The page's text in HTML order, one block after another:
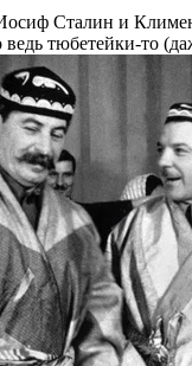
Сталин и
тюбетейки-то